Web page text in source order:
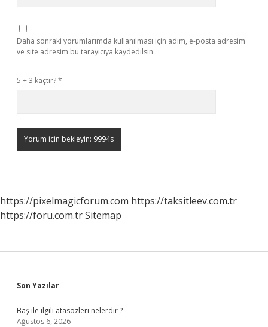
Daha sonraki yorumlarımda kullanılması için adım, e-posta adresim
ve site adresim bu tarayıcıya kaydedilsin.
5 + 3 kaçtır?*
https://pixelmagicforum.com https://taksitleev.com.tr
https://foru.com.trSitemap
Sidebar
Son Yazılar
Baş ile ilgili atasözleri nelerdir ?
Ağustos 6, 2026